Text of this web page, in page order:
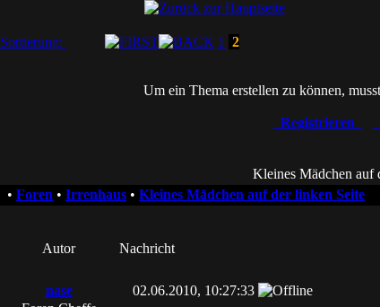
Sortierung: 1 2
Um ein Thema erstellen zu können,
Registrieren
Kleines Mädchen auf
• Foren • Irrenhaus • Kleines Mädchen auf der linken Seite
Autor Nachricht
nase
02.06.2010, 10:27:33